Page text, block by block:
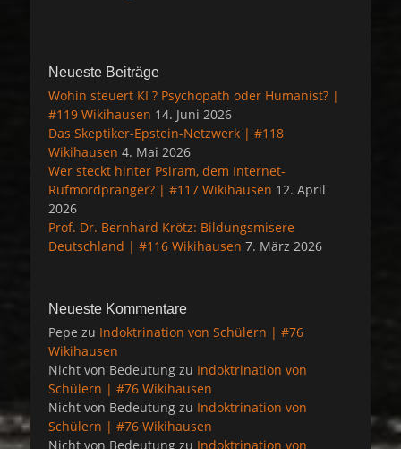
Neueste Beiträge
Wohin steuert KI ? Psychopath oder Humanist? |
#119 Wikihausen 14. Juni 2026
Das Skeptiker-Epstein-Netzwerk | #118
Wikihausen 4. Mai 2026
Wer steckt hinter Psiram, dem Internet-
Rufmordpranger? | #117 Wikihausen 12. April
2026
Prof. Dr. Bernhard Krötz: Bildungsmisere
Deutschland | #116 Wikihausen 7. März 2026
Neueste Kommentare
Pepe zu Indoktrination von Schülern | #76
Wikihausen
Nicht von Bedeutung zu Indoktrination von
Schülern | #76 Wikihausen
Nicht von Bedeutung zu Indoktrination von
Schülern | #76 Wikihausen
Nicht von Bedeutung zu Indoktrination von